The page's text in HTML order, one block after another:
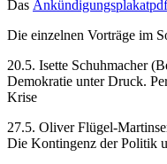
Das Ankündigungsplakat
Die einzelnen Vorträge im
20.5. Isette Schuhmacher
Demokratie unter Druck.
Krise
27.5. Oliver Flügel-
Die Kontingenz der Politik